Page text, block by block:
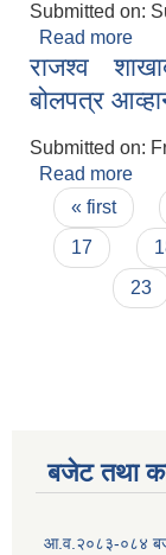
Submitted on:
Read more
राजश्व
बोलपत्र
Submitted on:
Read more
Pages
« first
17
23
बजेट तथा
आ.व.२०८३-०८४